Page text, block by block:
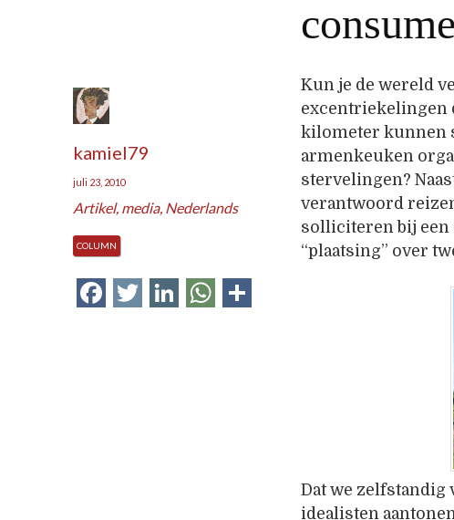
kamiel79
juli 23, 2010
Artikel, media, Nederlands
COLUMN
Facebook
Twitter
LinkedInWhatsApp
Kun je de wereld
excentriekelingen
kilometer kunnen
armenkeuken
stervelingen?
verantwoord
solliciteren bij een
“plaatsing” over
Dat we zelfstandig
idealisten